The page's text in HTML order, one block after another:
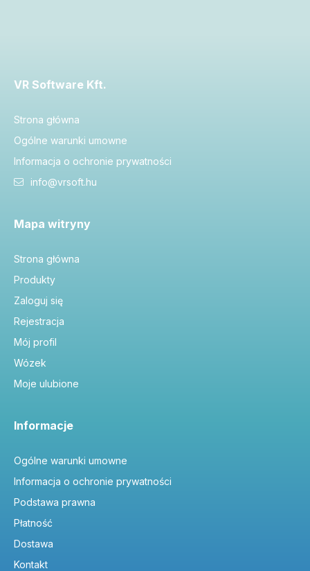
VR Software Kft.
Strona główna
Ogólne warunki umowne
Informacja o ochronie prywatności
info@vrsoft.hu
Mapa witryny
Strona główna
Produkty
Zaloguj się
Rejestracja
Mój profil
Wózek
Moje ulubione
Informacje
Ogólne warunki umowne
Informacja o ochronie prywatności
Podstawa prawna
Płatność
Dostawa
Kontakt